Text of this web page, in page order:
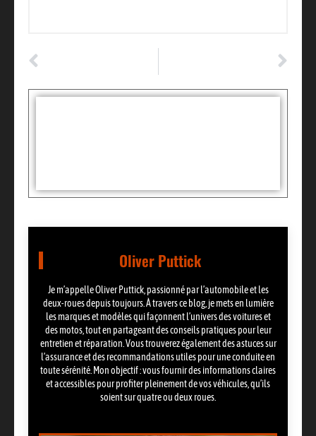
Oliver Puttick
Je m’appelle Oliver Puttick, passionné par l’automobile et les
deux-roues depuis toujours. À travers ce blog, je mets en lumière
les marques et modèles qui façonnent l’univers des voitures et
des motos, tout en partageant des conseils pratiques pour leur
entretien et réparation. Vous trouverez également des astuces sur
l’assurance et des recommandations utiles pour une conduite en
toute sérénité. Mon objectif : vous fournir des informations claires
et accessibles pour profiter pleinement de vos véhicules, qu’ils
soient sur quatre ou deux roues.